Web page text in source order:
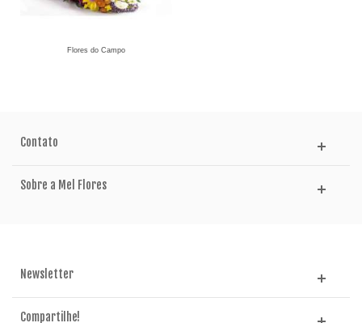
Flores do Campo
Contato
Sobre a Mel Flores
Newsletter
Compartilhe!